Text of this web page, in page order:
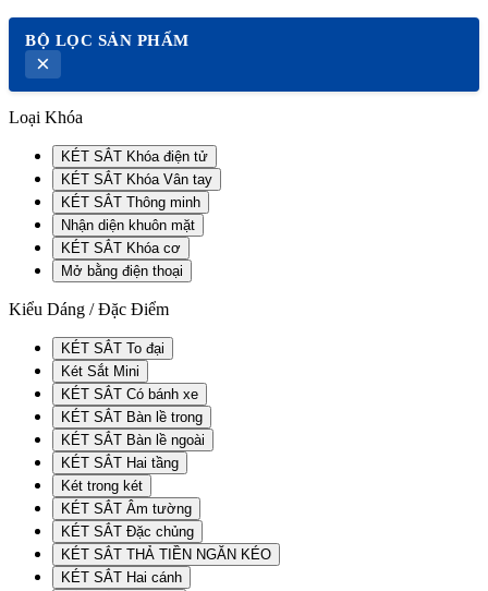
BỘ LỌC SẢN PHẨM
×
Loại Khóa
KÉT SẮT Khóa điện tử
KÉT SẮT Khóa Vân tay
KÉT SẮT Thông minh
Nhận diện khuôn mặt
KÉT SẮT Khóa cơ
Mở bằng điện thoại
Kiểu Dáng / Đặc Điểm
KÉT SẮT To đại
Két Sắt Mini
KÉT SẮT Có bánh xe
KÉT SẮT Bàn lề trong
KÉT SẮT Bàn lề ngoài
KÉT SẮT Hai tầng
Két trong két
KÉT SẮT Âm tường
KÉT SẮT Đặc chủng
KÉT SẮT THẢ TIỀN NGĂN KÉO
KÉT SẮT Hai cánh